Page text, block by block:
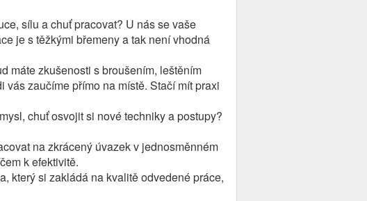
sílu a chuť pracovat? U nás se vaše
je s těžkými břemeny a tak není vhodná
máte zkušenosti s broušením, leštěním
zaučíme přímo na místě. Stačí mít praxi
chuť osvojit si nové techniky a postupy?
na zkrácený úvazek v jednosměnném
k efektivitě.
který si zakládá na kvalitě odvedené práce,